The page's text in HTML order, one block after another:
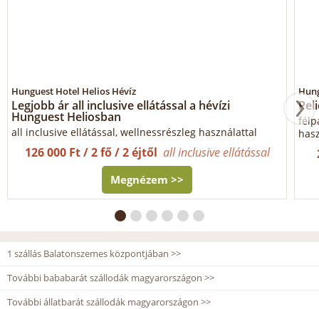
Hunguest Hotel Helios Hévíz
Legjobb ár all inclusive ellátással a hévízi
Hunguest Heliosban
all inclusive ellátással, wellnessrészleg használattal
126 000 Ft / 2 fő / 2 éjtől all inclusive ellátással
Megnézem >>
1 szállás Balatonszemes központjában >>
További bababarát szállodák magyarországon >>
További állatbarát szállodák magyarországon >>